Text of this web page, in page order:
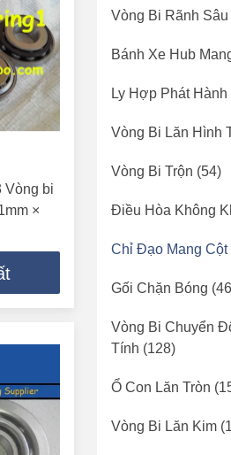
Vòng bi
×
Vòng Bi Rãnh Sâu
Bánh Xe Hub
Ly Hợp Phát Hành
Vòng Bi Lăn Hình
Vòng Bi Trộn (54)
Điều Hòa Không
Chỉ Đạo Mang Cột
Gối Chặn Bóng
Vòng Bi Chuyển
Tính (128)
Ổ Con Lăn Tròn
Vòng Bi Lăn Kim